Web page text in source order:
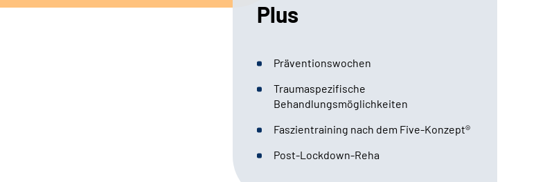
Plus
Präventionswochen
Traumaspezifische
Behandlungsmöglichkeiten
Faszientraining nach dem Five-Konzept®
Post-Lockdown-Reha